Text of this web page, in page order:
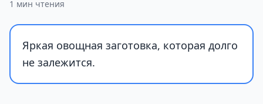
1 мин чтения
Яркая овощная заготовка, которая долго
не залежится.